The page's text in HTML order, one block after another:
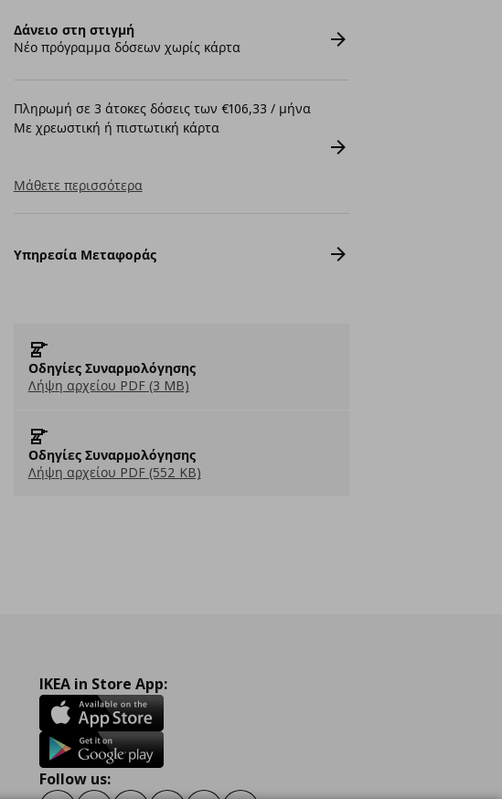
Δάνειο στη στιγμή
Νέο πρόγραμμα δόσεων χωρίς κάρτα
Πληρωμή σε 3 άτοκες δόσεις των €106,33 / μήνα
Με χρεωστική ή πιστωτική κάρτα
Μάθετε περισσότερα
Υπηρεσία Μεταφοράς
Οδηγίες Συναρμολόγησης
Λήψη αρχείου PDF (3 MB)
Οδηγίες Συναρμολόγησης
Λήψη αρχείου PDF (552 KB)
IKEA in Store App:
Follow us: